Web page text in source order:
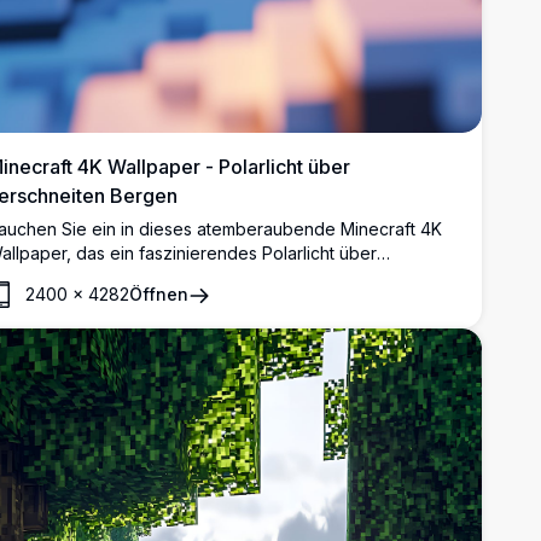
4K Wallpaper - Polarlicht über
Bergen
Sie ein in dieses atemberaubende Minecraft 4K
das ein faszinierendes Polarlicht über
Bergen zeigt. Die detaillierte,
Szene fängt die Essenz einer friedlichen
in der Minecraft-Welt ein, komplett mit einem
Fluss und leuchtenden Bäumen.
2400 × 4282Öffnen